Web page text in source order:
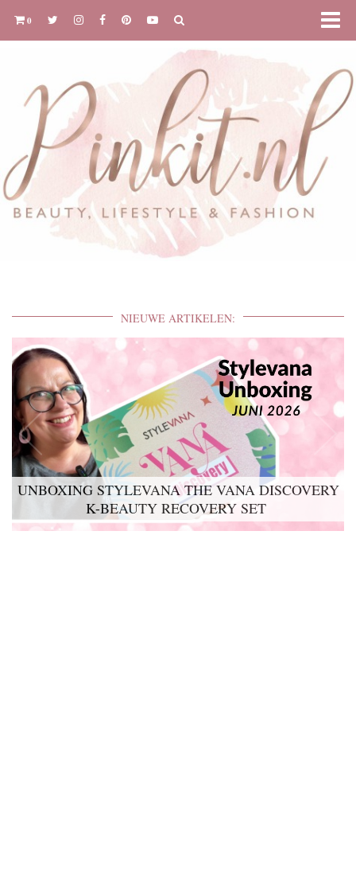
0
NIEUWE ARTIKELEN:
UNBOXING STYLEVANA THE VANA DISCOVERY
K-BEAUTY RECOVERY SET
LYKO LOVABLES THE BDAY KIT 2026 UNBOXING